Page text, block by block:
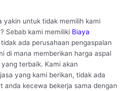
yakin untuk tidak memilih kami
Sebab kami memiliki Biaya
ada perusahaan pengaspalan
di mana memberikan harga aspal
terbaik. Kami akan
yang kami berikan, tidak ada
anda kecewa bekerja sama dengan